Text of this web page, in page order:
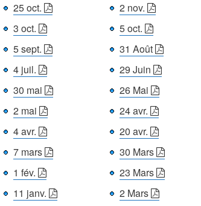
25 oct.
3 oct.
5 sept.
4 juil.
30 mai
2 mai
4 avr.
7 mars
1 fév.
11 janv.
2 nov.
5 oct.
31 Août
29 Juin
26 Mai
24 avr.
20 avr.
30 Mars
23 Mars
2 Mars